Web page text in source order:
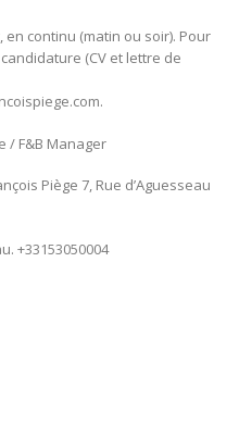
continu (matin ou soir). Pour
(CV et lettre de
.
/ F&B Manager
Piège 7, Rue d’Aguesseau
+33153050004